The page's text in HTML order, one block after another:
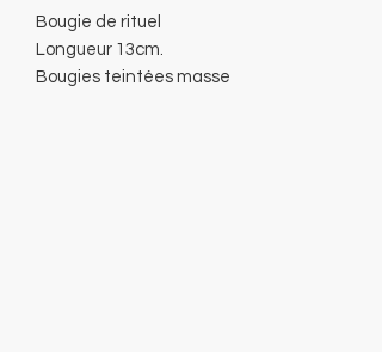
Bougie de rituel
Longueur 13cm.
Bougies teintées masse